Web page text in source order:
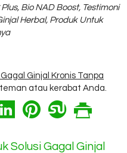
Bio NAD Boost, Testimoni
Herbal, Produk Untuk
Gagal Ginjal Kronis Tanpa
atau kerabat Anda.
Solusi Gagal Ginjal